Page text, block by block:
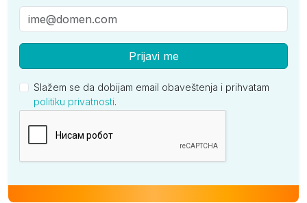
Prijavi me
Slažem se da dobijam email obaveštenja i prihvatam
politiku privatnosti.